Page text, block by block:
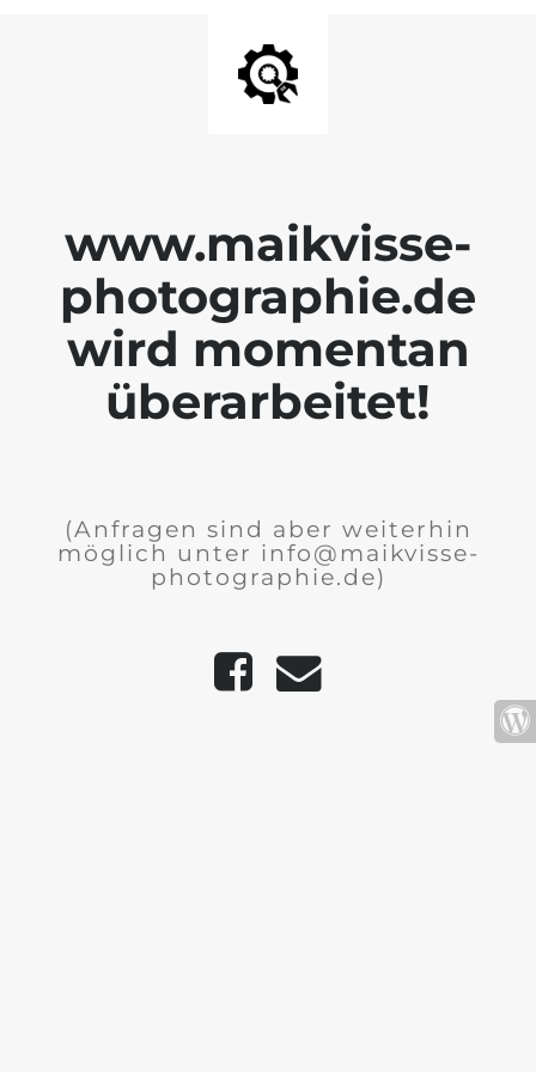
www.maikvisse-
photographie.de
wird momentan
überarbeitet!
(Anfragen sind aber weiterhin
möglich unter info@maikvisse-
photographie.de)